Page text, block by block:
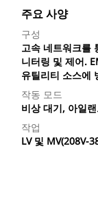
주요 사양
구성
고속 네트워크를
니터링 및 제어.
유틸리티 소스에
작동 모드
비상 대기, 아일
작업
LV 및 MV(208V-